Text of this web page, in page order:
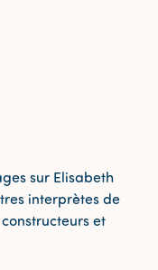
sur Elisabeth
interprètes de
et